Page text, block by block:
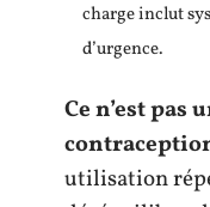
charge inclut
d’urgence.
Ce n’est pas
utilisation